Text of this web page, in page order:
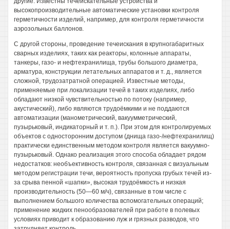
высокопроизводительные автоматические установки контроля
герметичности изделий, например, для контроля герметичности
аэрозольных баллонов.
С другой стороны, проведение течеискания в крупногабаритных
сварных изделиях, таких как реакторы, колонные аппараты,
танкеры, газо- и нефтехранилища, трубы большого диаметра,
арматура, конструкции летательных аппаратов и т. д., является
сложной, трудозатратной операцией. Известные методы,
применяемые при локализации течей в таких изделиях, либо
обладают низкой чувствительностью по потоку (например,
акустический), либо являются трудоёмкими и не поддаются
автоматизации (манометрический, вакуумметрический,
пузырьковый, индикаторный и т. п.). При этом для контролируемых
объектов с односторонним доступом (днища газо-/нефтехранилищ)
практически единственным методом контроля является вакуумно-
пузырьковый. Однако реализация этого способа обладает рядом
недостатков: необъективность контроля, связанная с визуальным
методом регистрации течи, вероятность пропуска грубых течей из-
за срыва пенной «шапки», высокая трудоёмкость и низкая
производительность (50—60 м/ч), связанные в том числе с
выполнением большого количества вспомогательных операций;
применение жидких пенообразователей при работе в полевых
условиях приводит к образованию луж и грязных разводов, что